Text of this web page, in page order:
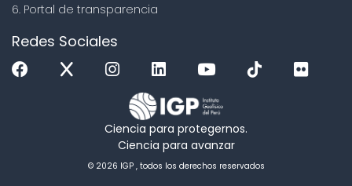
6. Portal de transparencia
Redes Sociales
Ciencia para protegernos.
Ciencia para avanzar
© 2026 IGP , todos los derechos reservados